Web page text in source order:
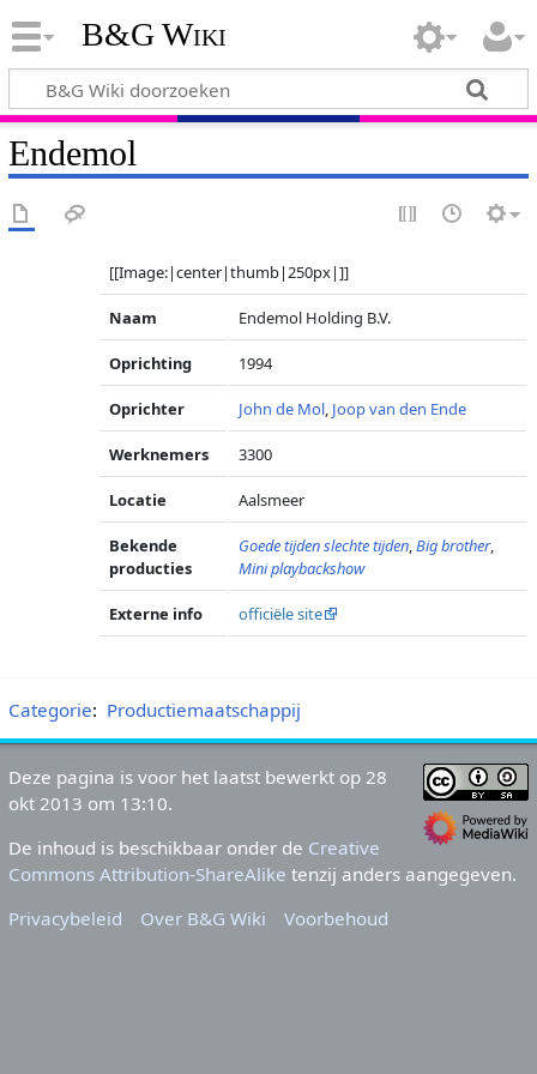
B&G Wiki
Endemol
[[Image:|center|thumb|250px|]]
Naam Endemol Holding B.V.
Oprichting 1994
Oprichter John de Mol, Joop van den Ende
Werknemers 3300
Locatie Aalsmeer
Bekende
producties
Goede tijden slechte tijden,Big brother,
Mini playbackshow
Externe info officiële site
Categorie: Productiemaatschappij
Deze pagina is voor het laatst bewerkt op 28
okt 2013 om 13:10.
De inhoud is beschikbaar onder de Creative
Commons Attribution-ShareAlike tenzij anders aangegeven.
Privacybeleid
Over B&G Wiki Voorbehoud